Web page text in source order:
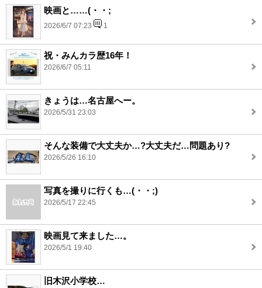
映画と……(・・;
2026/6/7 07:23 1
祝・みんカラ歴16年！
2026/6/7 05:11
きょうは…名古屋へー。
2026/5/31 23:03
そんな装備で大丈夫か…?大丈夫だ…問題あり?
2026/5/26 16:10
写真を撮りに行くも…(・・;)
2026/5/17 22:45
映画見て来ました…。
2026/5/1 19:40
旧木沢小学校…